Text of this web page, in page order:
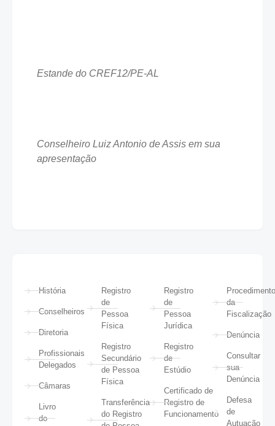
Estande do CREF12/PE-AL
Conselheiro Luiz Antonio de Assis em sua
apresentação
História
Conselheiros
Diretoria
Profissionais
Delegados
Câmaras
Livro
do
Registro
de
Pessoa
Física
Registro
Secundário
de Pessoa
Física
Transferência
do Registro
Registro
de
Pessoa
Jurídica
Registro
de
Estúdio
Certificado de
Registro de
Funcionamento
da
Fiscalização
Denúncia
Consultar
sua
Denúncia
Defesa
de
Autuação